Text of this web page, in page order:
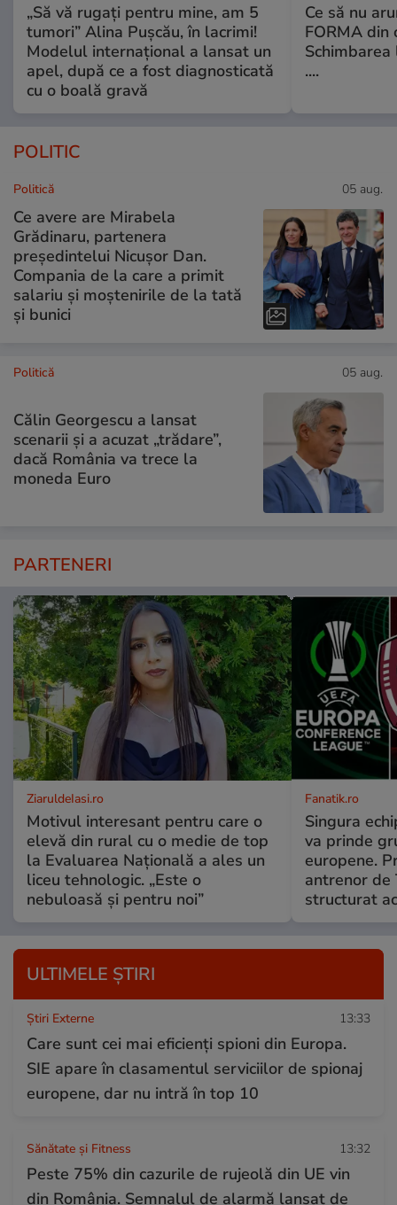
„Să vă rugați pentru mine, am 5
tumori” Alina Pușcău, în lacrimi!
Modelul internațional a lansat un
apel, după ce a fost diagnosticată
cu o boală gravă
Ce să nu
FORMA din
Schimbarea
....
POLITIC
Politică 05 aug.
Ce avere are Mirabela
Grădinaru, partenera
președintelui Nicușor Dan.
Compania de la care a primit
salariu și moștenirile de la tată
și bunici
Politică 05 aug.
Călin Georgescu a lansat
scenarii și a acuzat „trădare”,
dacă România va trece la
moneda Euro
PARTENERI
ZiaruldeIasi.ro
Motivul interesant pentru care o
elevă din rural cu o medie de top
la Evaluarea Națională a ales un
liceu tehnologic. „Este o
nebuloasă și pentru noi”
Fanatik.ro
Singura
va prinde
europene.
antrenor de
structurat
ULTIMELE ȘTIRI
Știri Externe 13:33
Care sunt cei mai eficienți spioni din Europa.
SIE apare în clasamentul serviciilor de spionaj
europene, dar nu intră în top 10
Sănătate și Fitness 13:32
Peste 75% din cazurile de rujeolă din UE vin
din România. Semnalul de alarmă lansat de